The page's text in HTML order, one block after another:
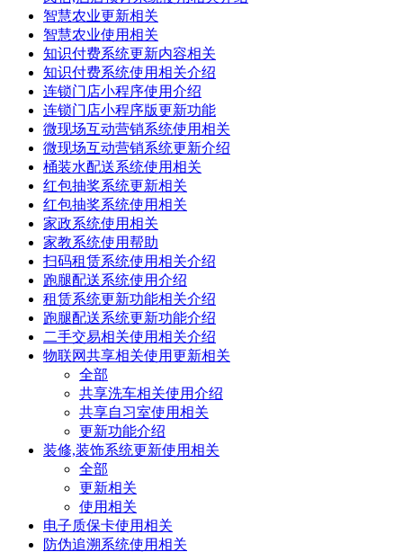
智慧农业更新相关
智慧农业使用相关
知识付费系统更新内容相关
知识付费系统使用相关介绍
连锁门店小程序使用介绍
连锁门店小程序版更新功能
微现场互动营销系统使用相关
微现场互动营销系统更新介绍
桶装水配送系统使用相关
红包抽奖系统更新相关
红包抽奖系统使用相关
家政系统使用相关
家教系统使用帮助
扫码租赁系统使用相关介绍
跑腿配送系统使用介绍
租赁系统更新功能相关介绍
跑腿配送系统更新功能介绍
二手交易相关使用相关介绍
物联网共享相关使用更新相关
全部
共享洗车相关使用介绍
共享自习室使用相关
更新功能介绍
装修,装饰系统更新使用相关
全部
更新相关
使用相关
电子质保卡使用相关
防伪追溯系统使用相关